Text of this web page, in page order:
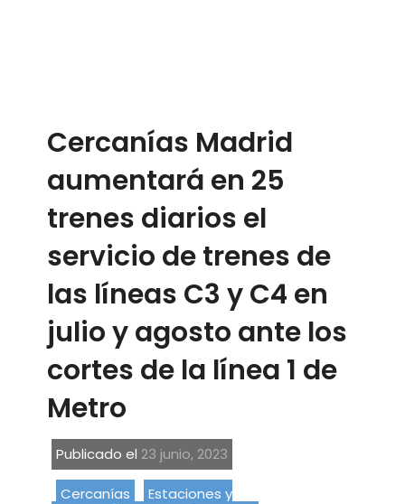
Cercanías Madrid
aumentará en 25
trenes diarios el
servicio de trenes de
las líneas C3 y C4 en
julio y agosto ante los
cortes de la línea 1 de
Metro
Publicado el 23 junio, 2023
Cercanías
Estaciones y